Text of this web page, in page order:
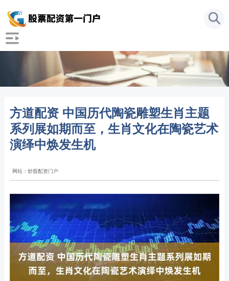
方道配资 中国历代陶瓷雕塑生肖主题
系列展如期而至，生肖文化在陶瓷艺术
演绎中焕发生机
网站：炒股配资门户